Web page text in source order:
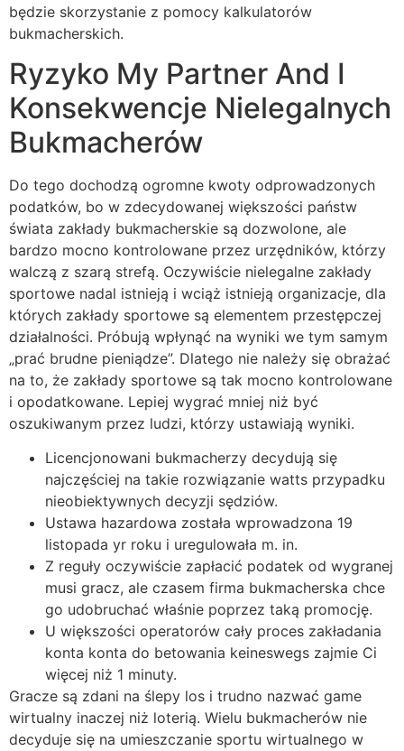
będzie skorzystanie z pomocy kalkulatorów
bukmacherskich.
Ryzyko My Partner And I
Konsekwencje Nielegalnych
Bukmacherów
Do tego dochodzą ogromne kwoty odprowadzonych
podatków, bo w zdecydowanej większości państw
świata zakłady bukmacherskie są dozwolone, ale
bardzo mocno kontrolowane przez urzędników, którzy
walczą z szarą strefą. Oczywiście nielegalne zakłady
sportowe nadal istnieją i wciąż istnieją organizacje, dla
których zakłady sportowe są elementem przestępczej
działalności. Próbują wpłynąć na wyniki we tym samym
„prać brudne pieniądze”. Dlatego nie należy się obrażać
na to, że zakłady sportowe są tak mocno kontrolowane
i opodatkowane. Lepiej wygrać mniej niż być
oszukiwanym przez ludzi, którzy ustawiają wyniki.
Licencjonowani bukmacherzy decydują się
najczęściej na takie rozwiązanie watts przypadku
nieobiektywnych decyzji sędziów.
Ustawa hazardowa została wprowadzona 19
listopada yr roku i uregulowała m. in.
Z reguły oczywiście zapłacić podatek od wygranej
musi gracz, ale czasem firma bukmacherska chce
go udobruchać właśnie poprzez taką promocję.
U większości operatorów cały proces zakładania
konta konta do betowania keineswegs zajmie Ci
więcej niż 1 minuty.
Gracze są zdani na ślepy los i trudno nazwać game
wirtualny inaczej niż loterią. Wielu bukmacherów nie
decyduje się na umieszczanie sportu wirtualnego w